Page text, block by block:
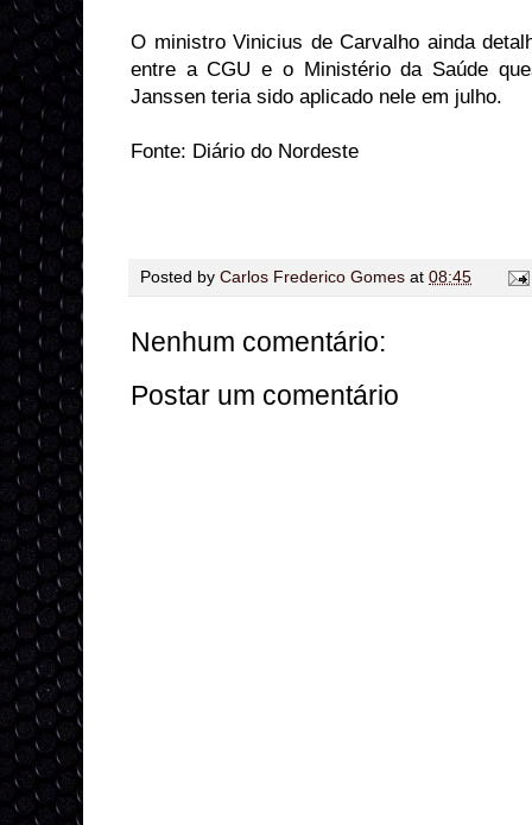
O ministro Vinicius de Carvalho ainda
entre a CGU e o Ministério da Saúde
Janssen teria sido aplicado nele em julho.
Fonte: Diário do Nordeste
Posted by Carlos Frederico Gomes at 08:45
Nenhum comentário:
Postar um comentário